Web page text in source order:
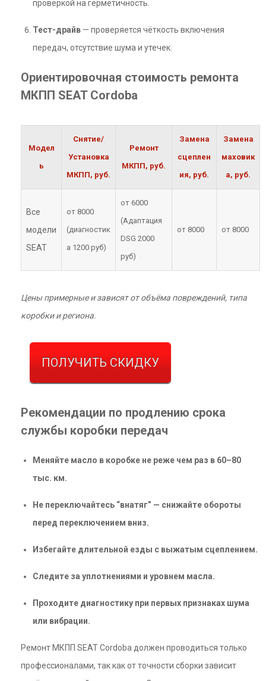
проверкой на герметичность.
Тест-драйв — проверяется чёткость включения
передач, отсутствие шума и утечек.
Ориентировочная стоимость ремонта
МКПП SEAT Cordoba
Модел
ь
Снятие/
Установка
МКПП, руб.
Ремонт
МКПП, руб.
Замена
сцеплен
ия, руб.
Замена
маховик
а, руб.
Все
модели
SEAT
от 8000
(диагностик
а 1200 руб)
от 6000
(Адаптация
DSG 2000
руб)
от 8000 от 8000
Цены примерные и зависят от объёма повреждений, типа
коробки и региона.
ПОЛУЧИТЬ СКИДКУ
Рекомендации по продлению срока
службы коробки передач
Меняйте масло в коробке не реже чем раз в 60–80
тыс. км.
Не переключайтесь “внатяг” — снижайте обороты
перед переключением вниз.
Избегайте длительной езды с выжатым сцеплением.
Следите за уплотнениями и уровнем масла.
Проходите диагностику при первых признаках шума
или вибрации.
Ремонт МКПП SEAT Cordoba должен проводиться только
профессионалами, так как от точности сборки зависит